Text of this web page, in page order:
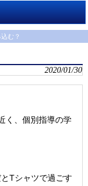
む？
2020/01/30
く、個別指導の学
Tシャツで過ごす